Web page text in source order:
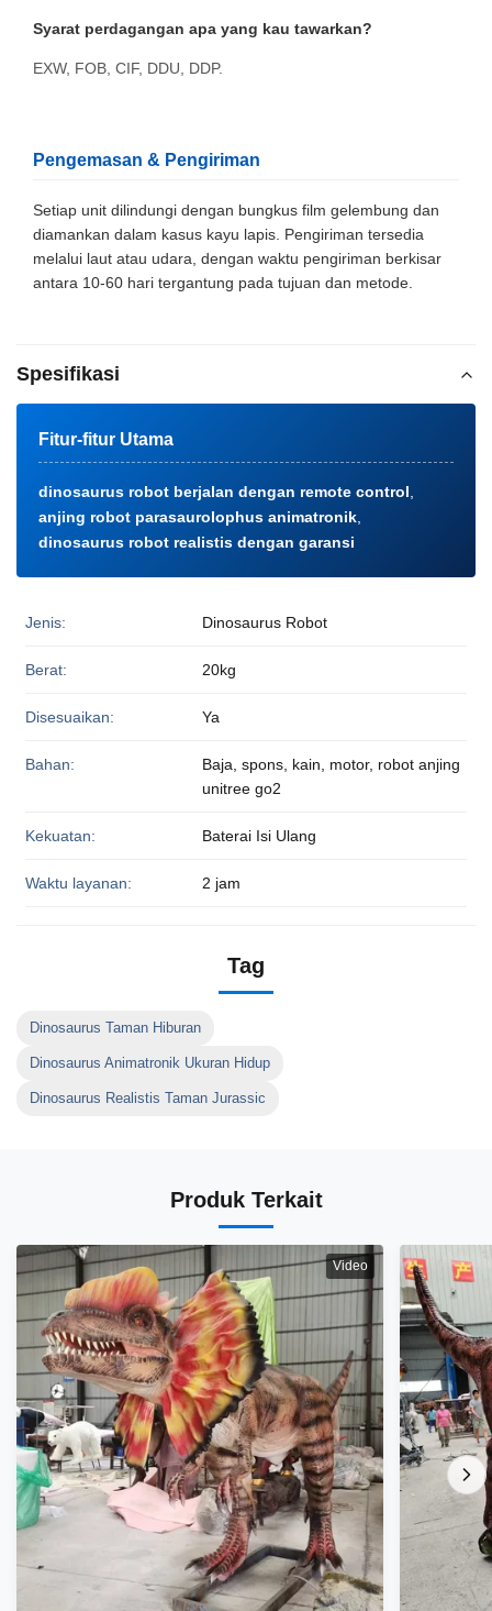
Syarat perdagangan apa yang kau tawarkan?
EXW, FOB, CIF, DDU, DDP.
Pengemasan & Pengiriman
Setiap unit dilindungi dengan bungkus film gelembung dan
diamankan dalam kasus kayu lapis. Pengiriman tersedia
melalui laut atau udara, dengan waktu pengiriman berkisar
antara 10-60 hari tergantung pada tujuan dan metode.
Spesifikasi
Fitur-fitur Utama
dinosaurus robot berjalan dengan remote control
anjing robot parasaurolophus animatronik
dinosaurus robot realistis dengan garansi
Jenis: Dinosaurus Robot
Berat: 20kg
Disesuaikan: Ya
Bahan:
Baja, spons, kain, motor, robot anjing
unitree go2
Kekuatan: Baterai Isi Ulang
Waktu layanan: 2 jam
Tag
Dinosaurus Taman Hiburan
Dinosaurus Animatronik Ukuran Hidup
Dinosaurus Realistis Taman Jurassic
Produk Terkait
Video